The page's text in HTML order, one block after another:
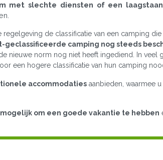
met slechte diensten of een
de classificatie van een camping
geclassificeerde camping nog steeds
nieuwe norm nog niet heeft ingediend. In
een hogere classificatie van hun camping
accommodaties aanbieden, waarmee u
om een goede vakantie te hebben